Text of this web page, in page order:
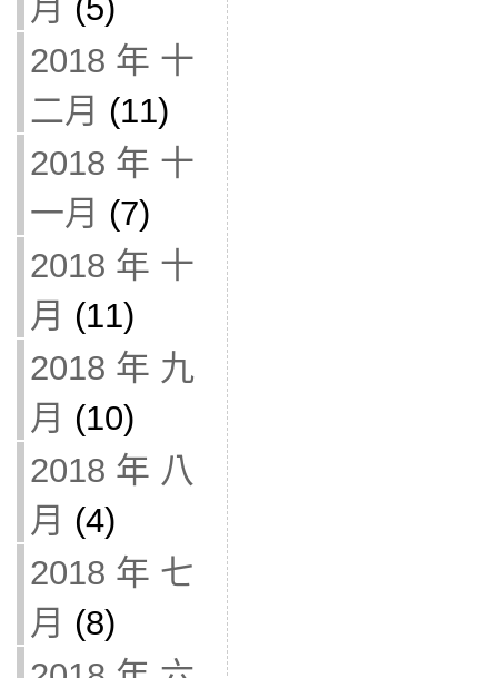
月 (5)
2018 年 十
二月 (11)
2018 年 十
一月 (7)
2018 年 十
月 (11)
2018 年 九
月 (10)
2018 年 八
月 (4)
2018 年 七
月 (8)